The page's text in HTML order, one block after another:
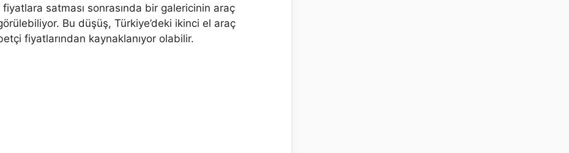
fiyatlara satması sonrasında bir galericinin araç
Bu düşüş, Türkiye’deki ikinci el araç
fiyatlarından kaynaklanıyor olabilir.